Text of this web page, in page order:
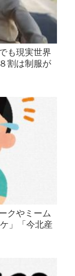
も現実世界
割は制服が
クやミーム
」「今北産